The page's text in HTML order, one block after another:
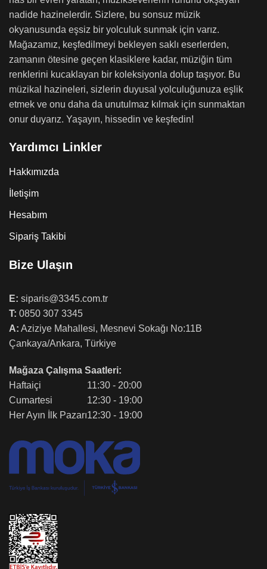
nadide hazinelerdir. Sizlere, bu sonsuz müzik
okyanusunda eşsiz bir yolculuk sunmak için varız.
Mağazamız, keşfedilmeyi bekleyen saklı eserlerden,
zamanın ötesine geçen klasiklere kadar, müziğin tüm
renklerini kucaklayan bir koleksiyonla dolup taşıyor. Bu
müzikal hazineleri, sizlerin duyusal yolculuğunuza eşlik
etmek ve onu daha da unutulmaz kılmak için sunmaktan
onur duyarız. Yaşayın, hissedin ve keşfedin!
Yardımcı Linkler
Hakkımızda
İletişim
Hesabım
Sipariş Takibi
Bize Ulaşın
E: siparis@3345.com.tr
T: 0850 307 3345
A: Aziziye Mahallesi, Mesnevi Sokağı No:11B
Çankaya/Ankara, Türkiye
Mağaza Çalışma Saatleri:
Haftaiçi
Cumartesi
Her Ayın İlk Pazarı
11:30 - 20:00
12:30 - 19:00
12:30 - 19:00